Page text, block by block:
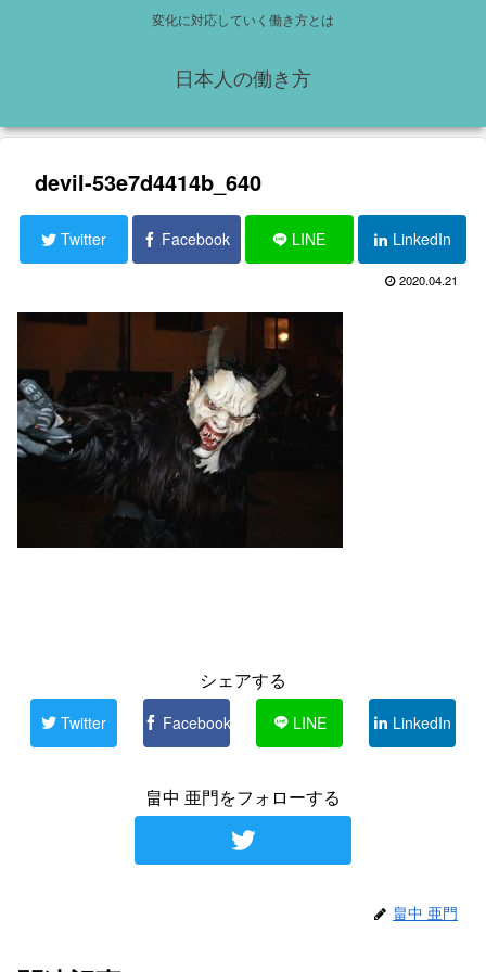
変化に対応していく働き方とは
日本人の働き方
devil-53e7d4414b_640
Twitter Facebook LINE LinkedIn
2020.04.21
シェアする
Twitter Facebook LINE LinkedIn
畠中 亜門をフォローする
畠中 亜門